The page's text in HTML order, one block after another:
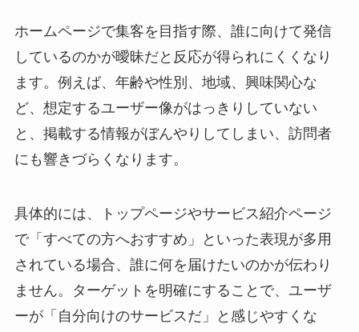
ホームページで集客を目指す際、誰に向けて発信
しているのかが曖昧だと反応が得られにくくなり
ます。例えば、年齢や性別、地域、興味関心な
ど、想定するユーザー像がはっきりしていない
と、掲載する情報がぼんやりしてしまい、訪問者
にも響きづらくなります。
具体的には、トップページやサービス紹介ページ
で「すべての方へおすすめ」といった表現が多用
されている場合、誰に何を届けたいのかが伝わり
ません。ターゲットを明確にすることで、ユーザ
ーが「自分向けのサービスだ」と感じやすくな